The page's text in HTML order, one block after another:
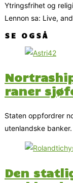
Ytringsfrihet og
Lennon sa: Live,
SE OGSÅ
raner
Staten oppfordrer
utenlandske
Den